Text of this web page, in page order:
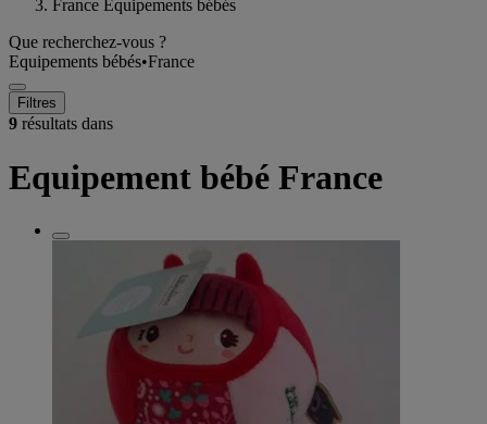
France Equipements bébés
Que recherchez-vous ?
Equipements bébés•France
Filtres
9 résultats dans
Equipement bébé France